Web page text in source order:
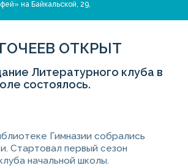
на Байкальской, 29,
ОТКРЫТ
Литературного клуба в
состоялось.
Гимназии собрались
Стартовал первый сезон
начальной школы.